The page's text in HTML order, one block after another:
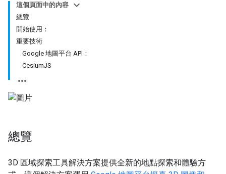
這個頁面中的內容
總覽
開始使用：
重要技術
Google 地圖平台 API：
CesiumJS
總覽
3D 區域探索工具解決方案提供全新的地點探索和體驗方